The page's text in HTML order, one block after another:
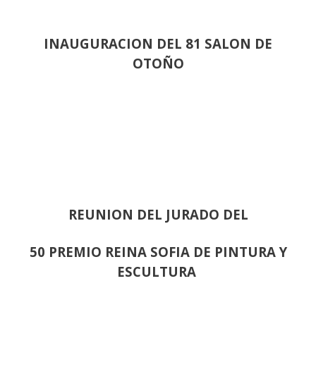
INAUGURACION DEL 81 SALON DE
OTOÑO
REUNION DEL JURADO DEL
50 PREMIO REINA SOFIA DE PINTURA Y
ESCULTURA